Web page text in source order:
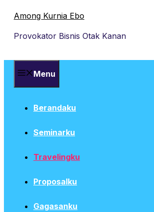
Among Kurnia Ebo
Provokator Bisnis Otak Kanan
Menu
Berandaku
Seminarku
Travelingku
Proposalku
Gagasanku